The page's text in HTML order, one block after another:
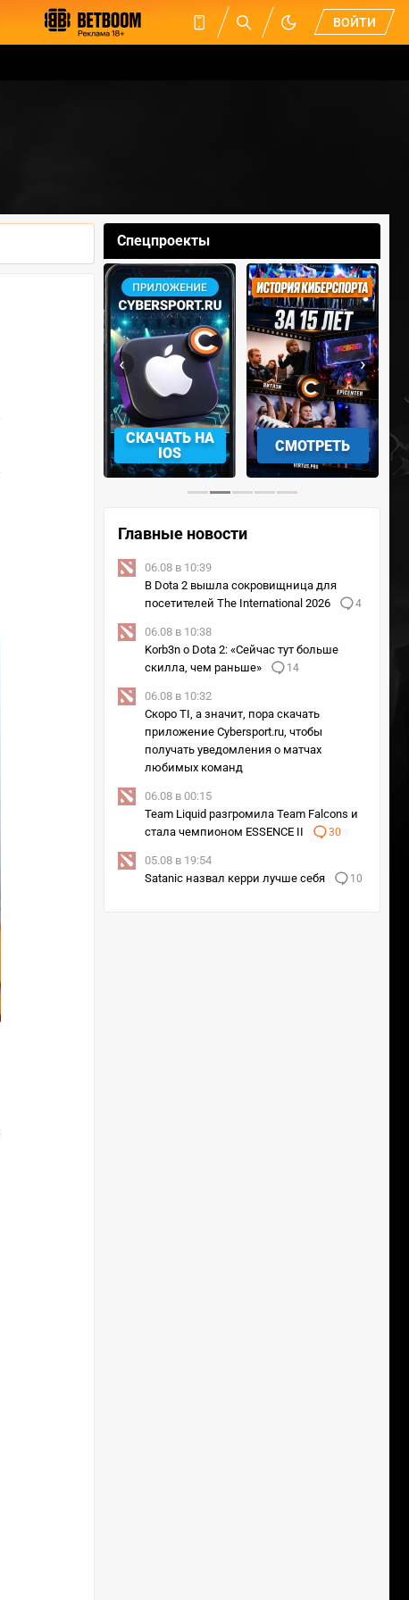
ВОЙТИ
Спецпроекты
СМОТРЕТЬ УЧАСТВОВАТЬ
‹ ›
Главные новости
06.08 в 10:39
В Dota 2 вышла сокровищница для
посетителей The International 2026
4
06.08 в 10:38
Korb3n о Dota 2: «Сейчас тут больше
скилла, чем раньше»
14
06.08 в 10:32
Скоро TI, а значит, пора скачать
приложение Cybersport.ru, чтобы
получать уведомления о матчах
любимых команд
06.08 в 00:15
Team Liquid разгромила Team Falcons и
стала чемпионом ESSENCE II
30
05.08 в 19:54
Satanic назвал керри лучше себя
10